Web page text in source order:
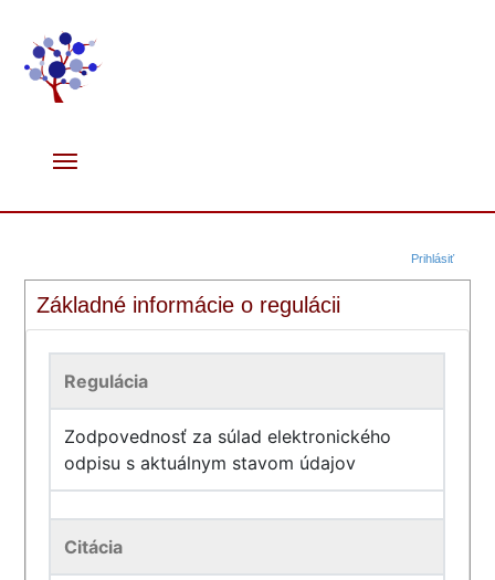
Prihlásiť
Základné informácie o regulácii
Regulácia
Zodpovednosť za súlad elektronického
odpisu s aktuálnym stavom údajov
Citácia